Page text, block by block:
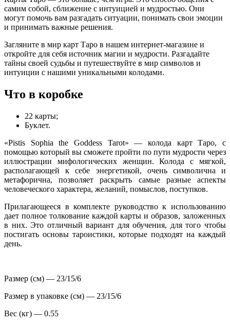
самим собой, сближение с интуицией и мудростью. Они
могут помочь вам разгадать ситуации, понимать свои эмоции
и принимать важные решения.
Загляните в мир карт Таро в нашем интернет-магазине и
откройте для себя источник магии и мудрости. Разгадайте
тайны своей судьбы и путешествуйте в мир символов и
интуиции с нашими уникальными колодами.
Что в коробке
22 карты;
Буклет.
«Pistis Sophia the Goddess Tarot» — колода карт Таро, с
помощью который вы сможете пройти по пути мудрости через
иллюстрации мифологических женщин. Колода с мягкой,
располагающей к себе энергетикой, очень символична и
метафорична, позволяет раскрыть самые разные аспекты
человеческого характера, желаний, помыслов, поступков.
Прилагающееся в комплекте руководство к использованию
дает полное толкование каждой карты и образов, заложенных
в них. Это отличный вариант для обучения, для того чтобы
постигать основы тароистики, которые подходят на каждый
день.
Размер (см) — 23/15/6
Размер в упаковке (см) — 23/15/6
Вес (кг) — 0.55